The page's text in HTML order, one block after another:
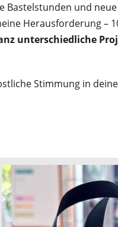
Bastelstunden und
Herausforderung –
unterschiedliche
Stimmung in